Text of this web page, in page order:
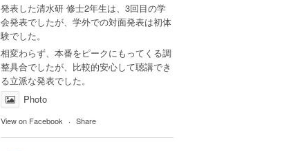
発表した清水研 修士2年生は、3回目の学
会発表でしたが、学外での対面発表は初体
験でした。
相変わらず、本番をピークにもってくる調
整具合でしたが、比較的安心して聴講でき
る立派な発表でした。
Photo
View on Facebook · Share